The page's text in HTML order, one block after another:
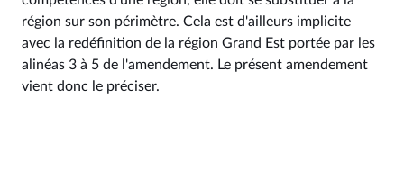
région sur son périmètre. Cela est d'ailleurs implicite
avec la redéfinition de la région Grand Est portée par les
alinéas 3 à 5 de l'amendement. Le présent amendement
vient donc le préciser.